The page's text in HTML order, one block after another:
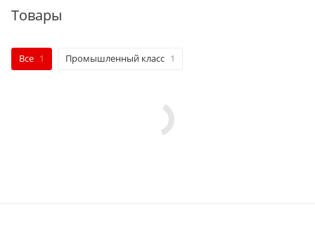
Товары
Все 1 Промышленный класс 1